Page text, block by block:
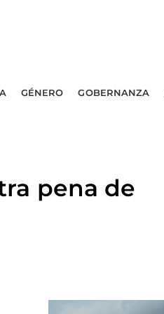
GÉNERO GOBERNANZA
pena de